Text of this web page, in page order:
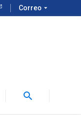
Correo arrow_drop_down
search